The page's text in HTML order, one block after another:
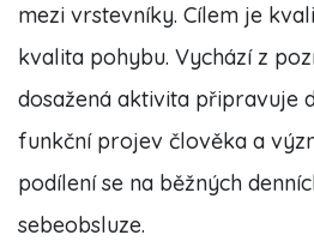
mezi vrstevníky. Cílem je
kvalita pohybu. Vychází z
dosažená aktivita připravuje
funkční projev člověka a
podílení se na běžných
sebeobsluze.